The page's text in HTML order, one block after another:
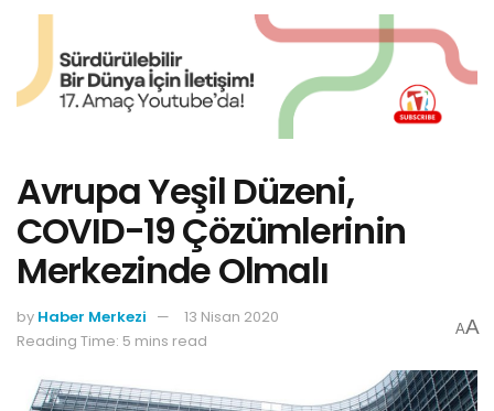
Avrupa Yeşil Düzeni,
COVID-19 Çözümlerinin
Merkezinde Olmalı
by Haber Merkezi
13 Nisan 2020
Reading Time: 5 mins read
AA